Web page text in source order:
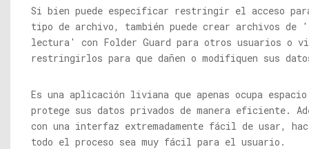
Si bien puede especificar restringir el acceso
tipo de archivo, también puede crear archivos de
lectura' con Folder Guard para otros usuarios o
restringirlos para que dañen o modifiquen sus
Es una aplicación liviana que apenas ocupa
protege sus datos privados de manera eficiente.
con una interfaz extremadamente fácil de usar,
todo el proceso sea muy fácil para el usuario.